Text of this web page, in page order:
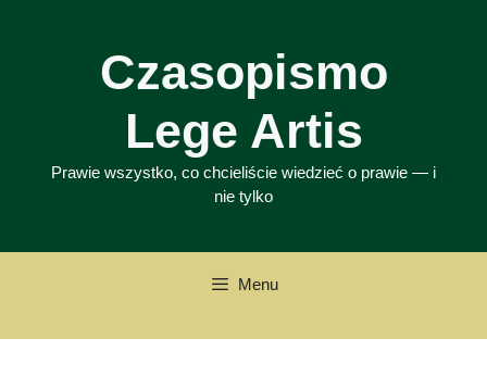
Czasopismo
Lege Artis
Prawie wszystko, co chcieliście wiedzieć o prawie — i
nie tylko
Menu